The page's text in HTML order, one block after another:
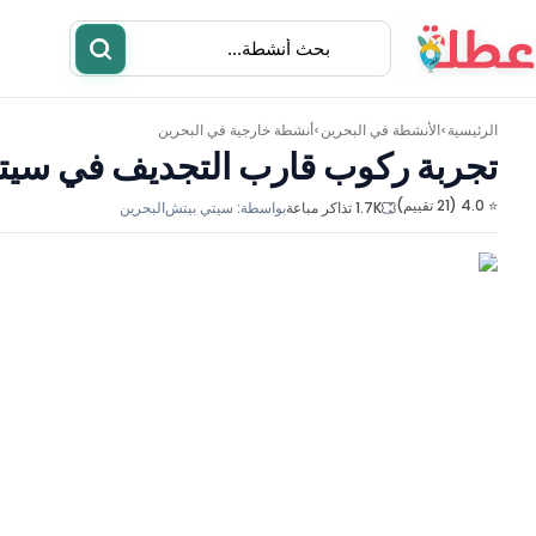
أنشطة مطاعم
الرئيسية >الأنشطة فيالبحرين >أنشطة خارجية في البحرين
تجربة ركوب قارب التجديف في
⭐ 4.0 (21 تقييم) 1.7K تذاكر مباعة بواسطة: سيتي بيتشالبحرين